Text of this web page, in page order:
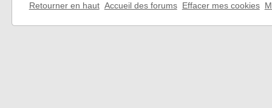
Retourner en haut Accueil des forums Effacer mes cookies